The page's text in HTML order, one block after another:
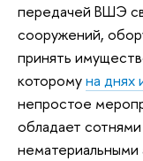
передачей ВШЭ
сооружений,
принять
которомуна днях
непростое
обладает